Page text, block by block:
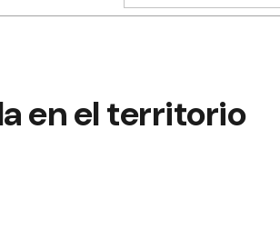
en el territorio